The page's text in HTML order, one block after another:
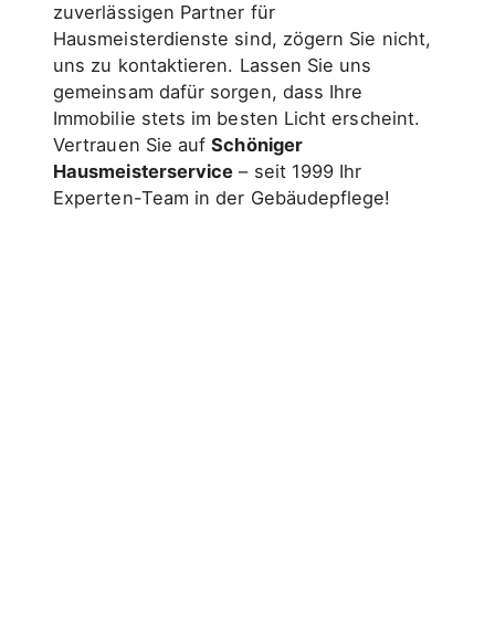
zuverlässigen Partner für
Hausmeisterdienste sind, zögern Sie nicht,
uns zu kontaktieren. Lassen Sie uns
gemeinsam dafür sorgen, dass Ihre
Immobilie stets im besten Licht erscheint.
Vertrauen Sie aufSchöniger
Hausmeisterservice – seit 1999 Ihr
Experten-Team in der Gebäudepflege!